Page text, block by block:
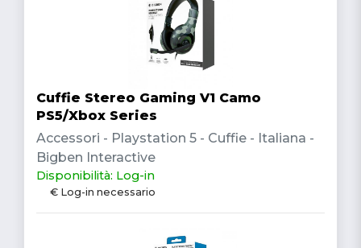
Cuffie Stereo Gaming V1 Camo
PS5/Xbox Series
Accessori - Playstation 5 - Cuffie - Italiana -
Bigben Interactive
Disponibilità: Log-in
€ Log-in necessario